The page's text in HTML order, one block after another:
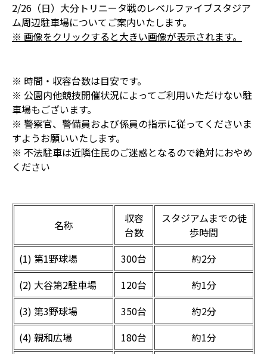
2/26（日）大分トリニータ戦のレベルファイブスタジア
ム周辺駐車場についてご案内いたします。
※ 画像をクリックすると大きい画像が表示されます。
※ 時間・収容台数は目安です。
※ 公園内他競技開催状況によってご利用いただけない駐
車場もございます。
※ 警察官、警備員および係員の指示に従ってくださいま
すようお願いいたします。
※ 不法駐車は近隣住民のご迷惑となるので絶対におやめ
ください
名称
収容
台数
スタジアムまでの徒
歩時間
(1) 第1野球場
300台
約2分
(2) 大谷第2駐車場
120台
約1分
(3) 第3野球場
350台
約2分
(4) 親和広場
180台
約1分